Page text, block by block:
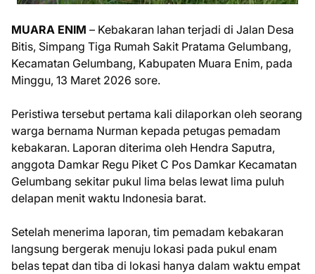
MUARA ENIM – Kebakaran lahan terjadi di Jalan Desa
Bitis, Simpang Tiga Rumah Sakit Pratama Gelumbang,
Kecamatan Gelumbang, Kabupaten Muara Enim, pada
Minggu, 13 Maret 2026 sore.
Peristiwa tersebut pertama kali dilaporkan oleh seorang
warga bernama Nurman kepada petugas pemadam
kebakaran. Laporan diterima oleh Hendra Saputra,
anggota Damkar Regu Piket C Pos Damkar Kecamatan
Gelumbang sekitar pukul lima belas lewat lima puluh
delapan menit waktu Indonesia barat.
Setelah menerima laporan, tim pemadam kebakaran
langsung bergerak menuju lokasi pada pukul enam
belas tepat dan tiba di lokasi hanya dalam waktu empat